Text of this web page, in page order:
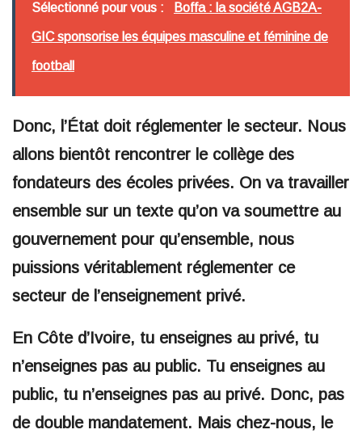
Sélectionné pour vous : Boffa : la société AGB2A-
GIC sponsorise les équipes masculine et féminine de
football
Donc, l’État doit réglementer le secteur. Nous
allons bientôt rencontrer le collège des
fondateurs des écoles privées. On va travailler
ensemble sur un texte qu’on va soumettre au
gouvernement pour qu’ensemble, nous
puissions véritablement réglementer ce
secteur de l’enseignement privé.
En Côte d’Ivoire, tu enseignes au privé, tu
n’enseignes pas au public. Tu enseignes au
public, tu n’enseignes pas au privé. Donc, pas
de double mandatement. Mais chez-nous, le